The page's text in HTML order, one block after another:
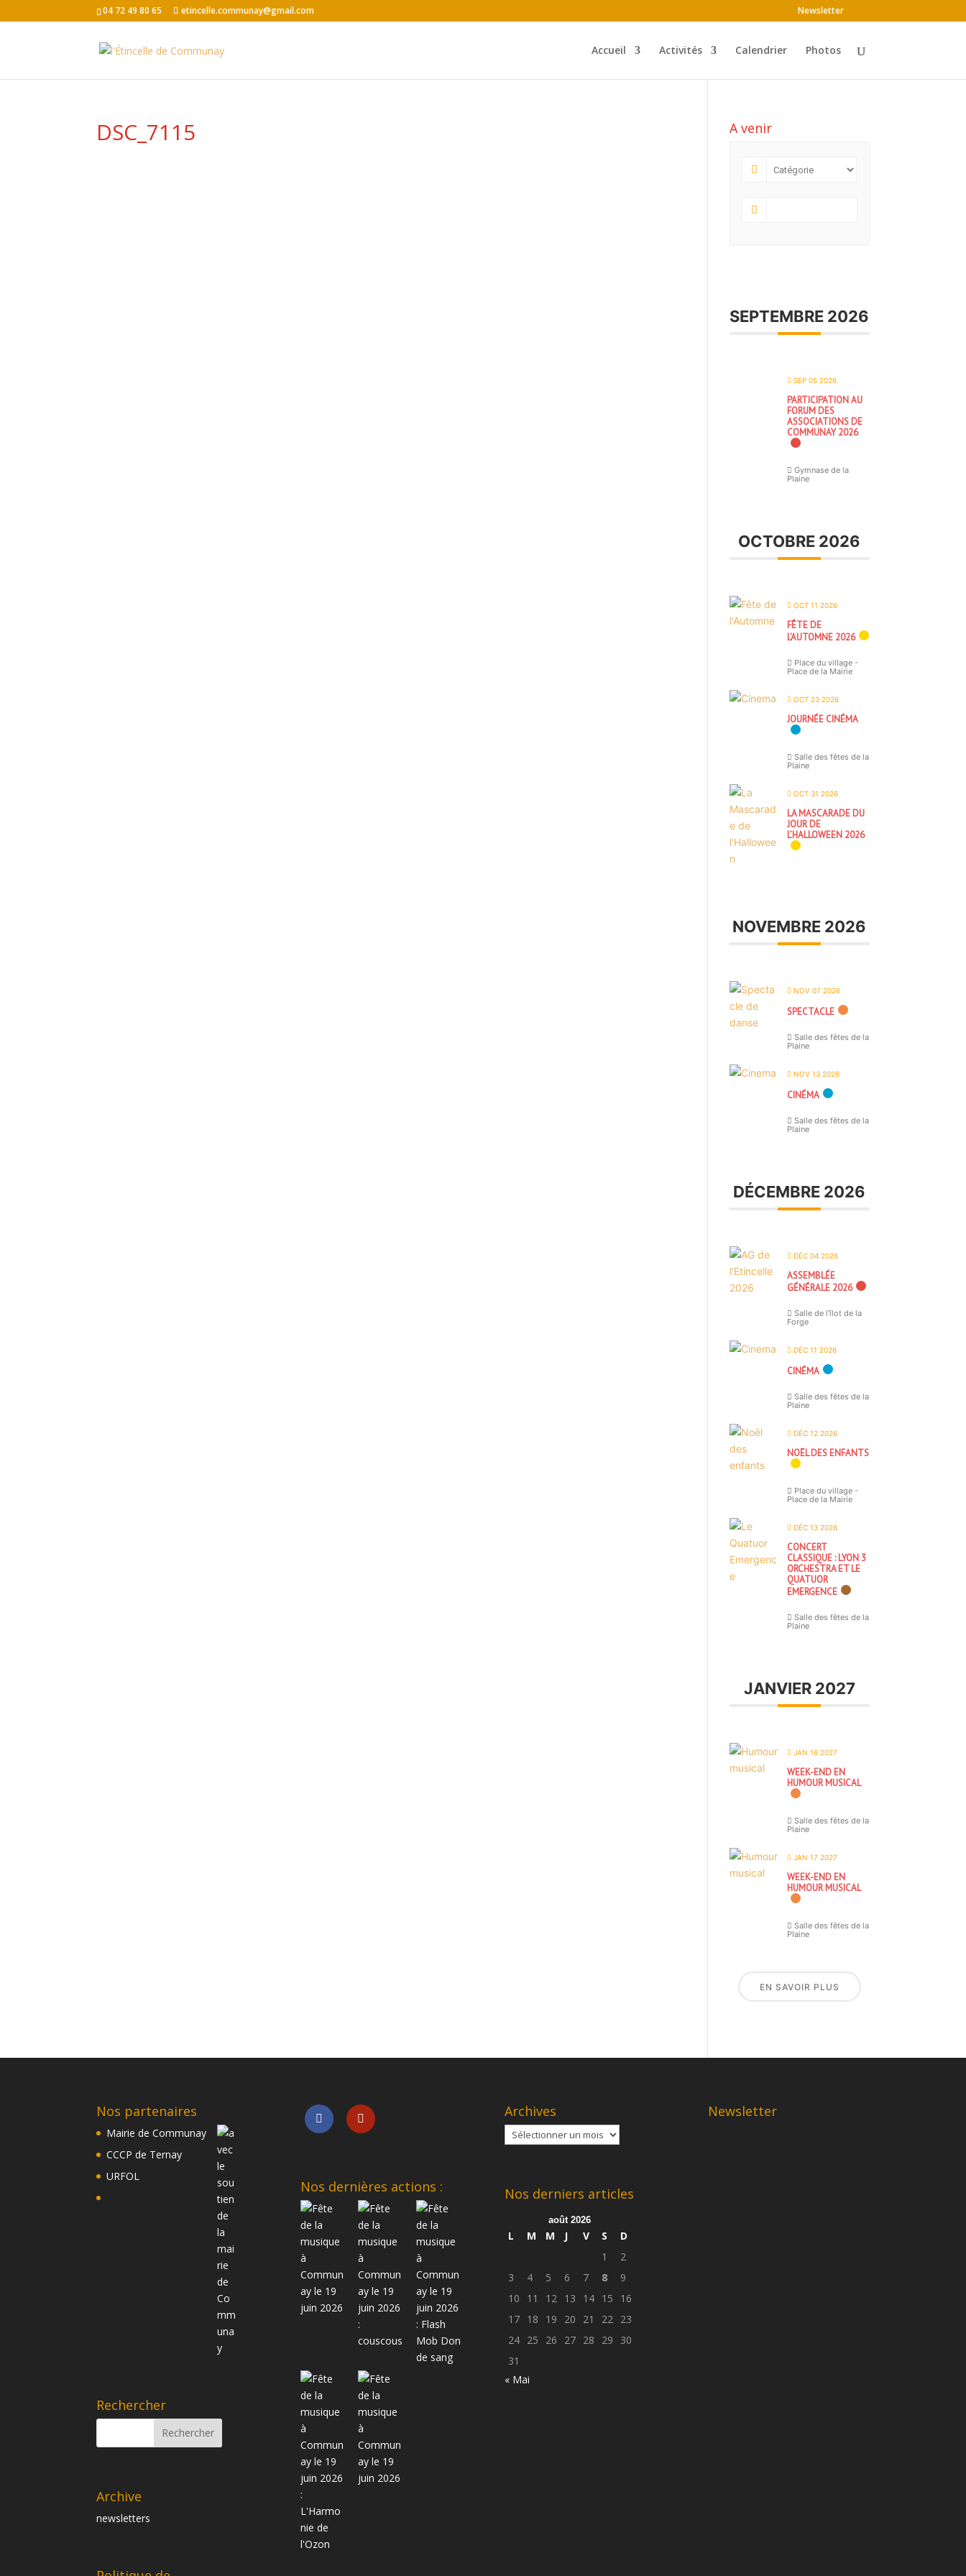
04 72 49 80 65 etincelle.communay@gmail.com Newsletter
Accueil Activités Calendrier Photos
DSC_7115 A venir
SEPTEMBRE 2026
SEP 05 2026
PARTICIPATION AU
FORUM DES
ASSOCIATIONS DE
COMMUNAY 2026
Gymnase de la
Plaine
OCTOBRE 2026
OCT 11 2026
FÊTE DE
L’AUTOMNE 2026
Place du village -
Place de la Mairie
OCT 23 2026
JOURNÉE CINÉMA
Salle des fêtes de la
Plaine
OCT 31 2026
LA MASCARADE DU
JOUR DE
L’HALLOWEEN 2026
NOVEMBRE 2026
NOV 07 2026
SPECTACLE
Salle des fêtes de la
Plaine
NOV 13 2026
CINÉMA
Salle des fêtes de la
Plaine
DÉCEMBRE 2026
DÉC 04 2026
ASSEMBLÉE
GÉNÉRALE 2026
Salle de l'îlot de la
Forge
DÉC 11 2026
CINÉMA
Salle des fêtes de la
Plaine
DÉC 12 2026
NOËL DES ENFANTS
Place du village -
Place de la Mairie
DÉC 13 2026
CONCERT
CLASSIQUE : LYON 3
ORCHESTRA ET LE
QUATUOR
EMERGENCE
Salle des fêtes de la
Plaine
JANVIER 2027
JAN 16 2027
WEEK-END EN
HUMOUR MUSICAL
Salle des fêtes de la
Plaine
JAN 17 2027
WEEK-END EN
HUMOUR MUSICAL
Salle des fêtes de la
Plaine
EN SAVOIR PLUS
Nos partenaires
Mairie de Communay
CCCP de Ternay
URFOL
Rechercher
Archive
newsletters
Nos dernières actions :
Archives
Archives
Nos derniers articles
août 2026
L M M J V S
D
1
2
3
4 5 6 7 8
9
10
11 12 13 14 15
16
17
18 19 20 21 22
23
24
25 26 27 28 29
30
31
« Mai
Newsletter